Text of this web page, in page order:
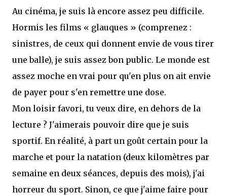
Au cinéma, je suis là encore assez peu difficile.
Hormis les films « glauques » (comprenez :
sinistres, de ceux qui donnent envie de vous tirer
une balle), je suis assez bon public. Le monde est
assez moche en vrai pour qu'en plus on ait envie
de payer pour s'en remettre une dose.
Mon loisir favori, tu veux dire, en dehors de la
lecture ? J'aimerais pouvoir dire que je suis
sportif. En réalité, à part un goût certain pour la
marche et pour la natation (deux kilomètres par
semaine en deux séances, depuis des mois), j'ai
horreur du sport. Sinon, ce que j'aime faire pour